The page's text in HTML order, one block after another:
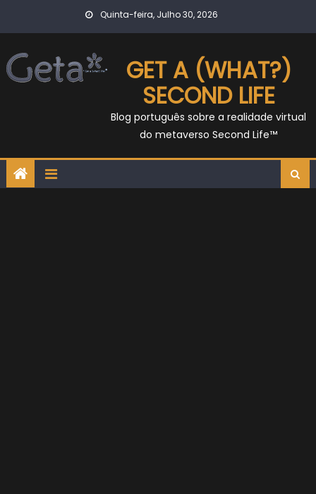
Quinta-feira, Julho 30, 2026
GET A (WHAT?)
SECOND LIFE
Blog português sobre a realidade virtual
do metaverso Second Life™